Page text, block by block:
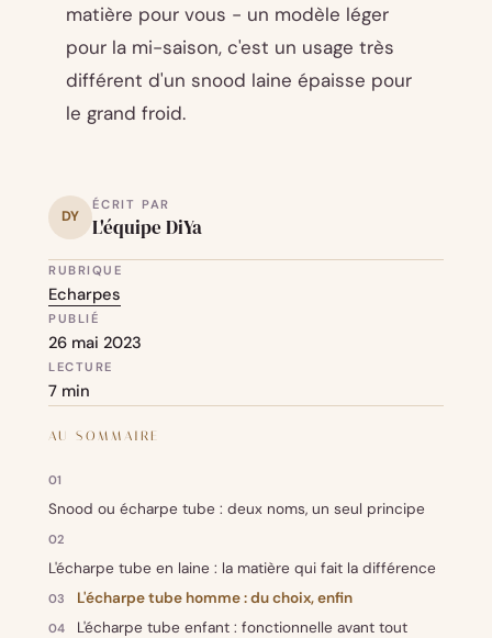
DY
ÉCRIT PAR
L'équipe DiYa
RUBRIQUE
Echarpes
PUBLIÉ
26 mai 2023
LECTURE
7 min
AU SOMMAIRE
Snood ou écharpe tube : deux noms, un seul principe
L'écharpe tube en laine : la matière qui fait la différence
L'écharpe tube homme : du choix, enfin
L'écharpe tube enfant : fonctionnelle avant tout
matière pour vous - un modèle léger
pour la mi-saison, c'est un usage très
différent d'un snood laine épaisse pour
le grand froid.